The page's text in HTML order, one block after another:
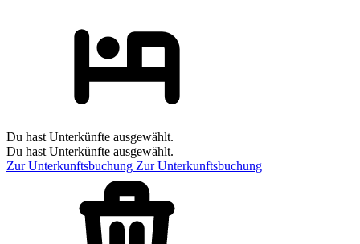
Du hast Unterkünfte ausgewählt.
Du hast Unterkünfte ausgewählt.
Zur Unterkunftsbuchung Zur Unterkunftsbuchung